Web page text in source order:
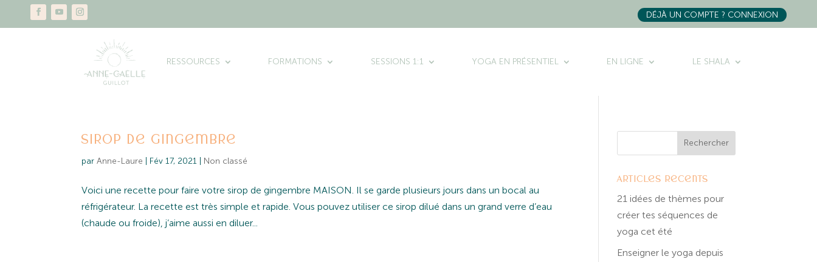
DÉJÀ UN COMPTE ? CONNEXION
RESSOURCES FORMATIONS SESSIONS 1:1 YOGA EN PRÉSENTIEL EN LIGNE LE SHALA
Sirop de gingembre
parAnne-Laure Fév 17, 2021 Non classé
Voici une recette pour faire votre sirop de gingembre MAISON. Il se garde plusieurs jours dans un bocal au
réfrigérateur. La recette est très simple et rapide. Vous pouvez utiliser ce sirop dilué dans un grand verre d’eau
(chaude ou froide), j’aime aussi en diluer...
Articles récents
21 idées de thèmes pour
créer tes séquences de
yoga cet été
Enseigner le yoga depuis